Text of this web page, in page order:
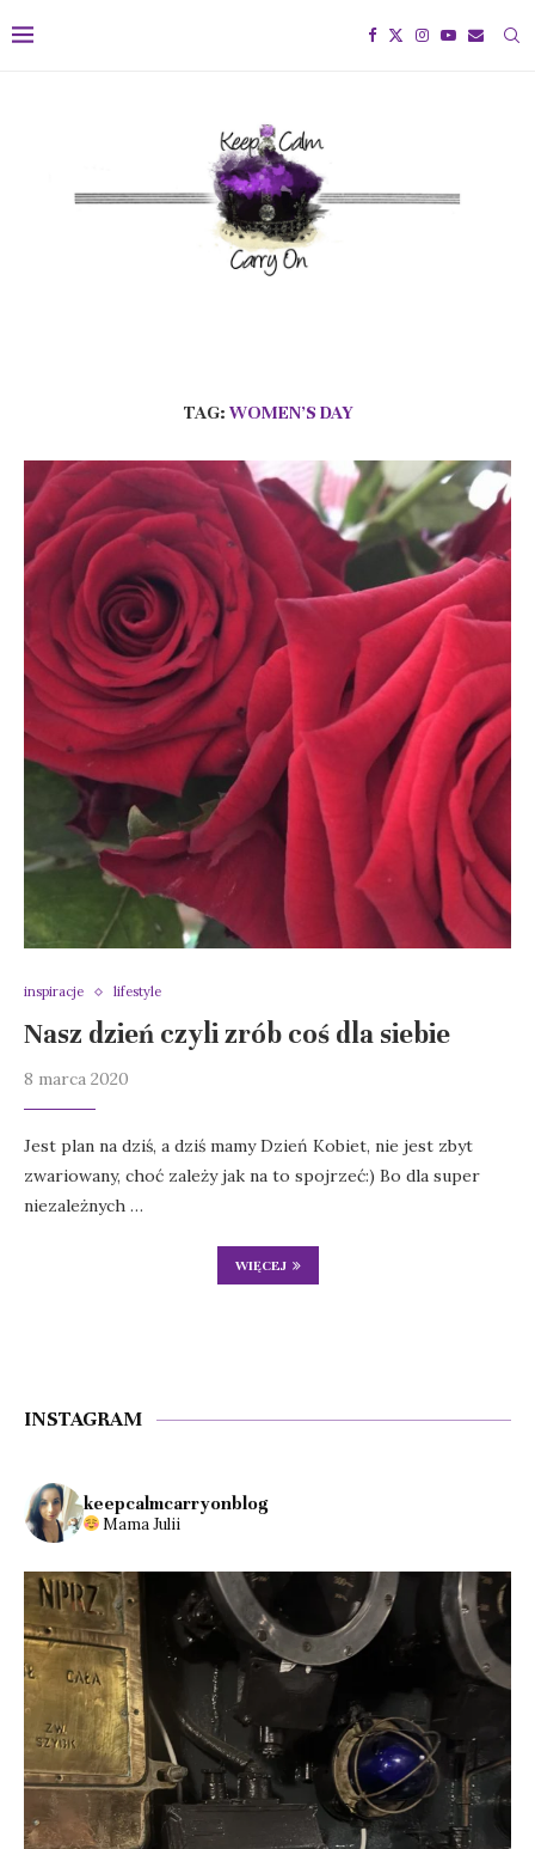
TAG: WOMEN’S DAY
inspiracje lifestyle
Nasz dzień czyli zrób coś dla siebie
8 marca 2020
Jest plan na dziś, a dziś mamy Dzień Kobiet, nie jest zbyt
zwariowany, choć zależy jak na to spojrzeć:) Bo dla super
niezależnych …
WIĘCEJ
INSTAGRAM
keepcalmcarryonblog
Mama Julii